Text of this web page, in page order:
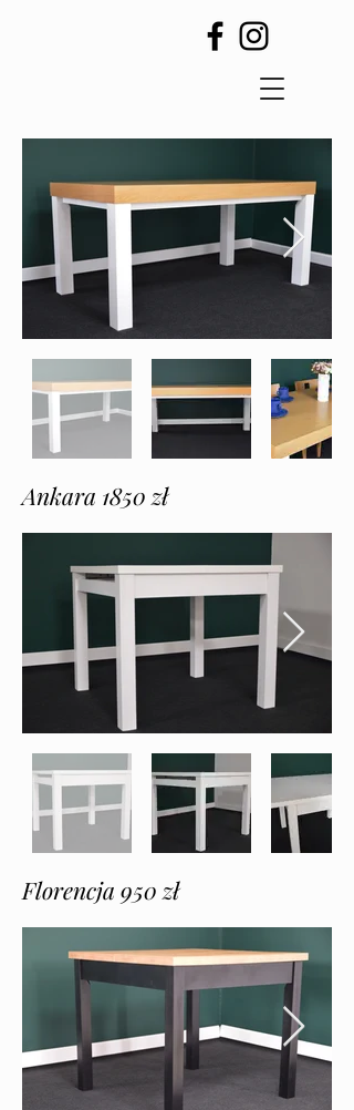
Ankara 1850 zł
Florencja 950 zł